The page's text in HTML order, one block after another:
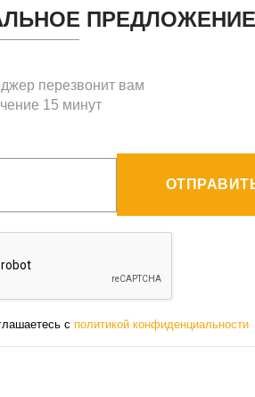
ПРЕДЛОЖЕНИЕ
перезвонит вам
15 минут
с политикой конфиденциальности